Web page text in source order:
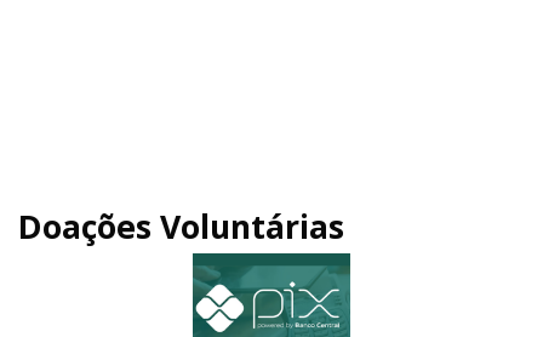
Doações Voluntárias